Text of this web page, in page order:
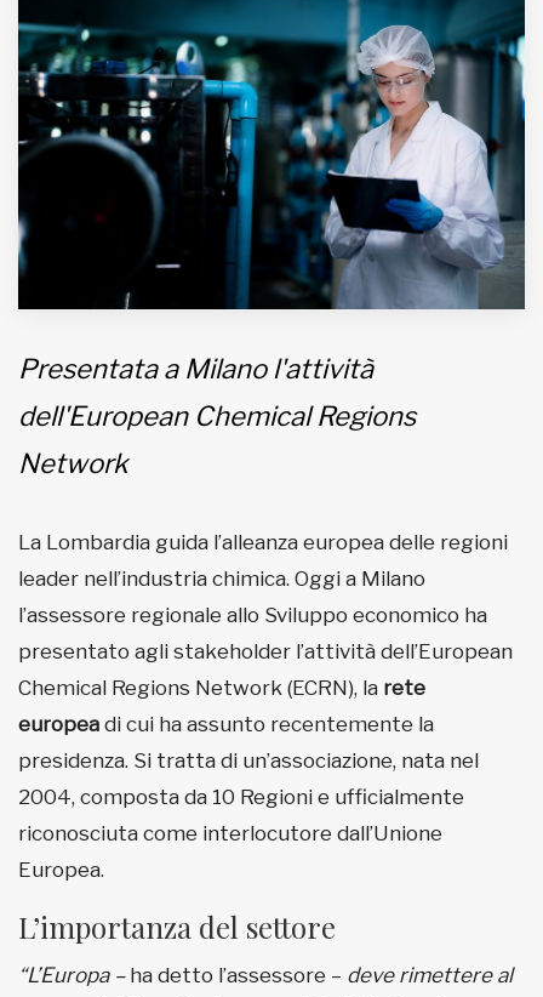
Inviateci le vostre segnalazioni
Iscriviti alla newsletter
www.viveremilano.info
Fondato e diretto da Enzo De
EDB edizioni - Via Brivio angolo C.
Imbonati, 89 20159 Milano (Italia)
Informativa sulla privacy
Presentata a Milano l'attività
dell'European Chemical Regions
Network
La Lombardia guida l’alleanza europea delle regioni
leader nell’industria chimica. Oggi a Milano
l’assessore regionale allo Sviluppo economico ha
presentato agli stakeholder l’attività dell’European
Chemical Regions Network (ECRN), la rete
europea di cui ha assunto recentemente la
presidenza. Si tratta di un’associazione, nata nel
2004, composta da 10 Regioni e ufficialmente
riconosciuta come interlocutore dall’Unione
Europea.
L’importanza del settore
“L’Europa –ha detto l’assessore – deve rimettere al